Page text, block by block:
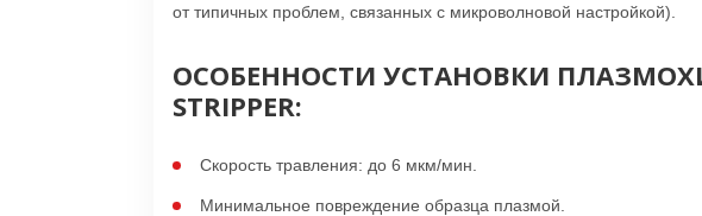
от типичных проблем, связанных с микроволновой настройкой).
ОСОБЕННОСТИ УСТАНОВКИ
STRIPPER:
Скорость травления: до 6 мкм/мин.
Минимальное повреждение образца плазмой.